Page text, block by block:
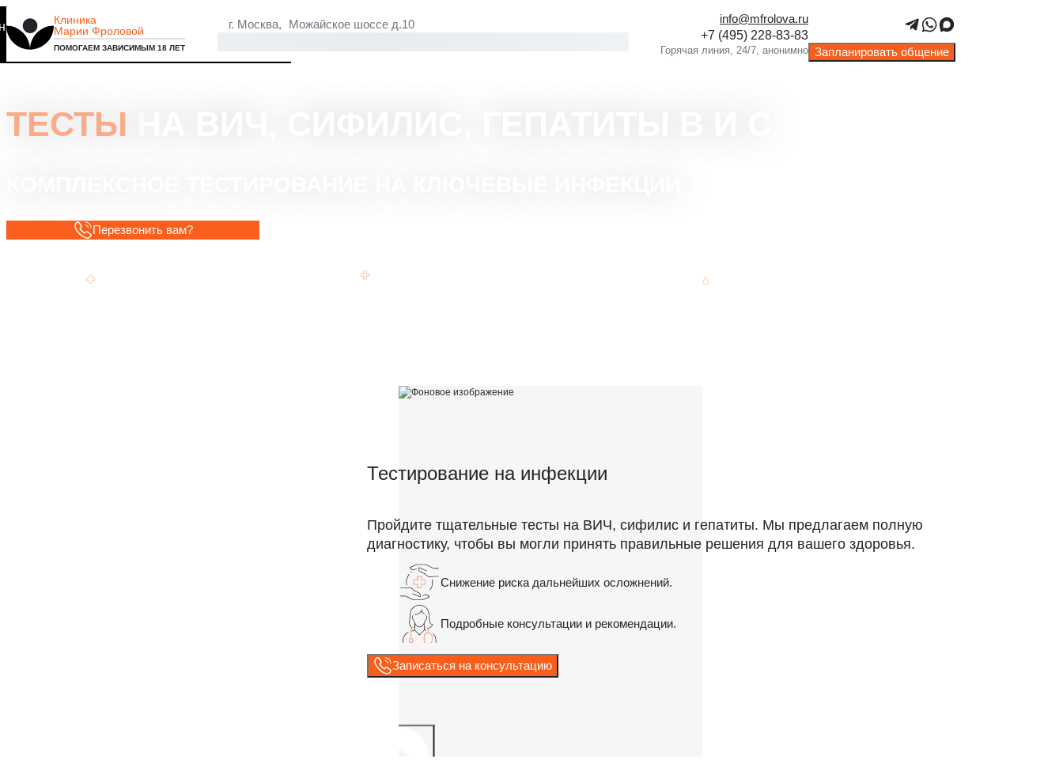
Клиника
Марии Фроловой
ПОМОГАЕМ ЗАВИСИМЫМ 18 ЛЕТ
г. Москва, Можайское шоссе д.10 info@mfrolova.ru
Запланировать общение
ТЕСТЫ
Перезвонить вам?
Тестирование на инфекции
Пройдите тщательные тесты на ВИЧ, сифилис и гепатиты. Мы предлагаем полную
диагностику, чтобы вы могли принять правильные решения для вашего здоровья.
Снижение риска дальнейших осложнений.
Подробные консультации и рекомендации.
Записаться на консультацию
то, что мы используем